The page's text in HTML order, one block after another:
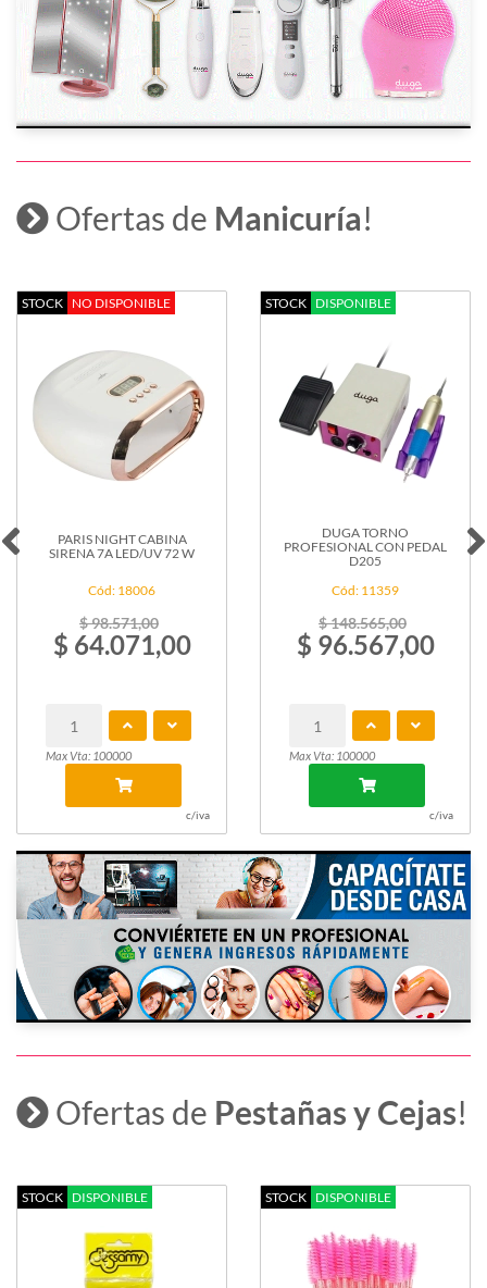
Ofertas de Manicuría!
STOCK DISPONIBLE
DUGA TORNO
PROFESIONAL CON PEDAL
D205
Cód: 11359
$ 148.565,00
$ 96.567,00
Max Vta: 100000
c/iva
STOCK NO DISPONIBLE
CABINA
Cód: 13827
$ 55.714,00
$ 36.214,00
Max Vta: 100000
Ofertas de Pestañas y Cejas!
STOCK DISPONIBLE STOCK DISPONIBLE
Cód: 12931